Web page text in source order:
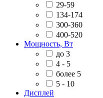
29-59
134-174
300-360
400-520
Мощность, Вт
до 3
4 - 5
более 5
5 - 10
Дисплей